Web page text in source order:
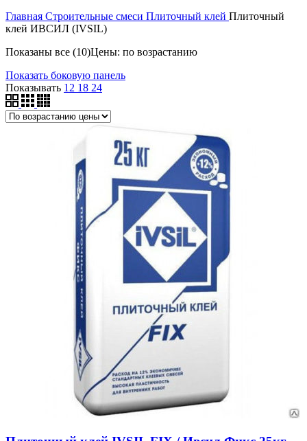
Главная Строительные смеси Плиточный клей Плиточный
клей ИВСИЛ (IVSIL)
Показаны все (10)Цены: по возрастанию
Показать боковую панель
Показывать 12 18 24